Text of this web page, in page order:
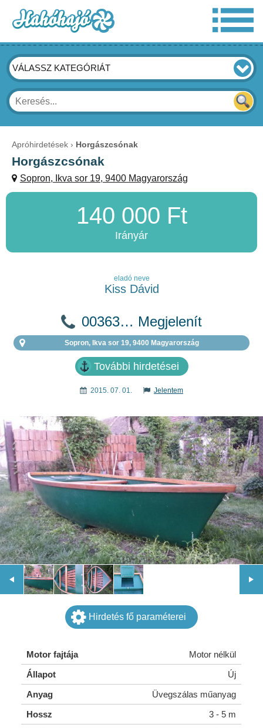
VÁLASSZ KATEGÓRIÁT
Apróhirdetések Horgászcsónak
Horgászcsónak
Sopron, Ikva sor 19, 9400 Magyarország
140 000 Ft
Irányár
eladó neve
Kiss Dávid
00363… Megjelenít
Sopron, Ikva sor 19, 9400 Magyarország
További hirdetései
2015. 07. 01. Jelentem
Hirdetés fő paraméterei
Motor fajtája
Motor nélkül
Állapot
Új
Anyag
Üvegszálas műanyag
Hossz
3 - 5 m